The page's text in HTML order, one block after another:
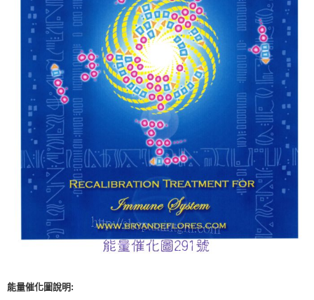
郵局幫你送（離島）
每筆NT$80，滿NT$3,000(含以上)免運費
付款後門市自取
免運費
能量催化圖說明: